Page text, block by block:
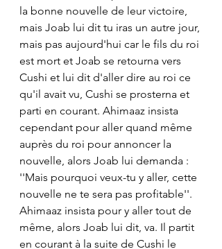
la bonne nouvelle de leur victoire,
mais Joab lui dit tu iras un autre jour,
mais pas aujourd'hui car le fils du roi
est mort et Joab se retourna vers
Cushi et lui dit d'aller dire au roi ce
qu'il avait vu, Cushi se prosterna et
parti en courant. Ahimaaz insista
cependant pour aller quand même
auprès du roi pour annoncer la
nouvelle, alors Joab lui demanda :
''Mais pourquoi veux-tu y aller, cette
nouvelle ne te sera pas profitable''.
Ahimaaz insista pour y aller tout de
même, alors Joab lui dit, va. Il partit
en courant à la suite de Cushi le